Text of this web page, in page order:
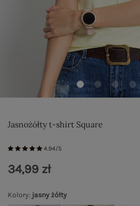
Jasnożółty t-shirt Square
4.94/5
Kolory: jasny żółty
34,99 zł